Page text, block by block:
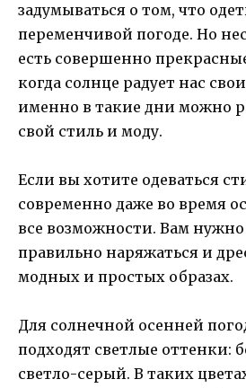
задумываться о том, что
переменчивой погоде. Но
есть совершенно
когда солнце радует нас
именно в такие дни можно
свой стиль и моду.
Если вы хотите одеваться
современно даже во время
все возможности. Вам нужно
правильно наряжаться и
модных и простых образах.
Для солнечной осенней
подходят светлые оттенки:
светло-серый. В таких